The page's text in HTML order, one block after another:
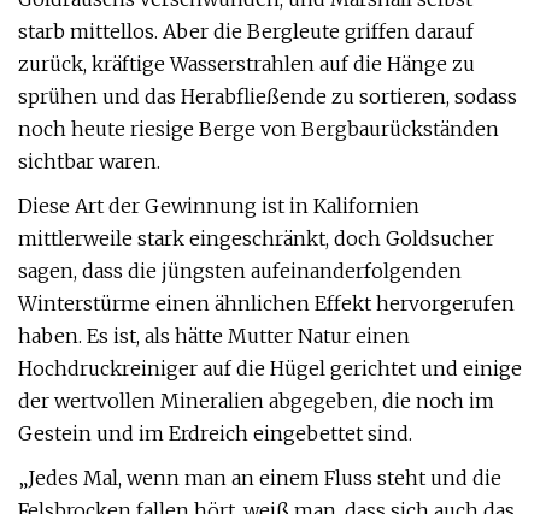
starb mittellos. Aber die Bergleute griffen darauf
zurück, kräftige Wasserstrahlen auf die Hänge zu
sprühen und das Herabfließende zu sortieren, sodass
noch heute riesige Berge von Bergbaurückständen
sichtbar waren.
Diese Art der Gewinnung ist in Kalifornien
mittlerweile stark eingeschränkt, doch Goldsucher
sagen, dass die jüngsten aufeinanderfolgenden
Winterstürme einen ähnlichen Effekt hervorgerufen
haben. Es ist, als hätte Mutter Natur einen
Hochdruckreiniger auf die Hügel gerichtet und einige
der wertvollen Mineralien abgegeben, die noch im
Gestein und im Erdreich eingebettet sind.
„Jedes Mal, wenn man an einem Fluss steht und die